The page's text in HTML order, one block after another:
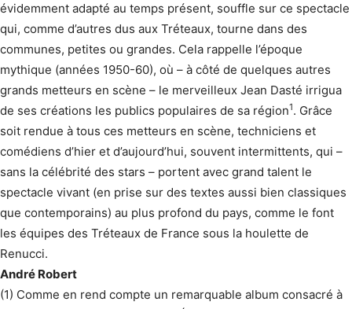
évidemment adapté au temps présent, souffle sur ce spectacle
qui, comme d’autres dus aux Tréteaux, tourne dans des
communes, petites ou grandes. Cela rappelle l’époque
mythique (années 1950-60), où – à côté de quelques autres
grands metteurs en scène – le merveilleux Jean Dasté irrigua
de ses créations les publics populaires de sa région1. Grâce
soit rendue à tous ces metteurs en scène, techniciens et
comédiens d’hier et d’aujourd’hui, souvent intermittents, qui –
sans la célébrité des stars – portent avec grand talent le
spectacle vivant (en prise sur des textes aussi bien classiques
que contemporains) au plus profond du pays, comme le font
les équipes des Tréteaux de France sous la houlette de
Renucci.
André Robert
(1) Comme en rend compte un remarquable album consacré à